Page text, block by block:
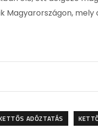
Magyarországon,
ADÓZTATÁS